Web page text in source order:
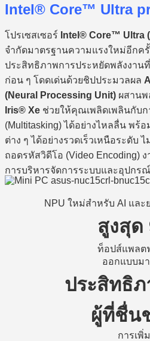
Intel® Core™ Ultra
โปรเซสเซอร์ Intel® Core™ Ultra
จำกัดมาตรฐานความแรงใหม่อีกค
ประสิทธิภาพการประหยัดพลังงาน
ก่อน ๆ โดดเด่นด้วยชิปประมวลผล AI
(Neural Processing Unit) ผสานพ
Iris® Xe ช่วยให้คุณเพลิดเพลินกับ
(Multitasking) ได้อย่างไหลลื่น พร้
ต่าง ๆ ได้อย่างรวดเร็วเหนือระดับ
ถอดรหัสวิดีโอ (Video Encoding)
การบริหารจัดการระบบและอุปกร
NPU ใหม่สำหรับ AI และ
สูงสุด
ท็อปส์แพลต
ออกแบบมา
ประสิทธิ
ผู้ที่ชื่น
การเพิ่ม